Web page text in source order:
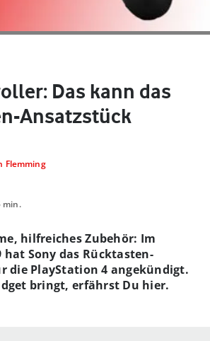
Das kann das
Ansatzstück
Flemming
min.
hilfreiches Zubehör: Im
hat Sony das Rücktasten-
die PlayStation 4 angekündigt.
bringt, erfährst Du hier.